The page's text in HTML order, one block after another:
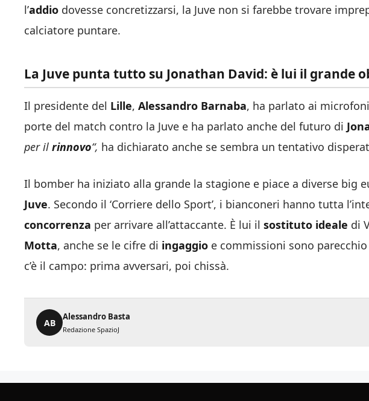
l’addio dovesse concretizzarsi, la Juve non si farebbe trovare
calciatore puntare.
La Juve punta tutto su Jonathan David: è lui il grande
Il presidente del Lille, Alessandro Barnaba, ha parlato ai microfoni
porte del match contro la Juve e ha parlato anche del futuro di
per il rinnovo“, ha dichiarato anche se sembra un tentativo
Il bomber ha iniziato alla grande la stagione e piace a diverse big
Juve. Secondo il ‘Corriere dello Sport’, i bianconeri hanno tutta
concorrenza per arrivare all’attaccante. È lui il sostituto ideale di
Motta, anche se le cifre di ingaggio e commissioni sono
c’è il campo: prima avversari, poi chissà.
AB
Alessandro Basta
Redazione SpazioJ